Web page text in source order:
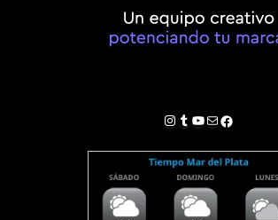
Instagram
Tumblr
YouTube
Correo electrónico
Facebook